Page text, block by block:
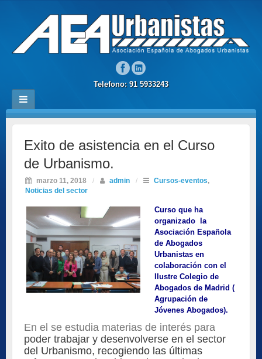
Telefono: 91 5933243
Exito de asistencia en el Curso
de Urbanismo.
marzo 11, 2018 / admin / Cursos-eventos
Noticias del sector
Curso que ha
organizado la
Asociación Española
de Abogados
Urbanistas en
colaboración con el
Ilustre Colegio de
Abogados de Madrid (
Agrupación de
Jóvenes Abogados).
En el se estudia materias de interés para
poder trabajar y desenvolverse en el sector
del Urbanismo, recogiendo las últimas